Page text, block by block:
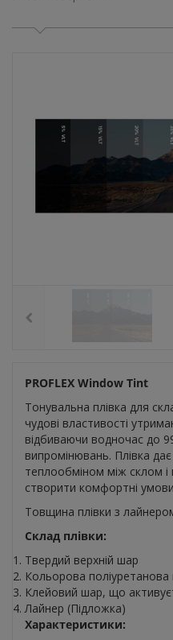
PROFLEX Window Tint
Тонувальна плівка для
чудові властивості
відбиваючи водночас до
випромінювань. Плівка
теплообміном між склом
створити комфортні
Товщина плівки з
Склад плівки:
Твердий верхній шар
Кольорова поліуретанова
Клейовий шар, що
Лайнер (Підложка)
Характеристики: